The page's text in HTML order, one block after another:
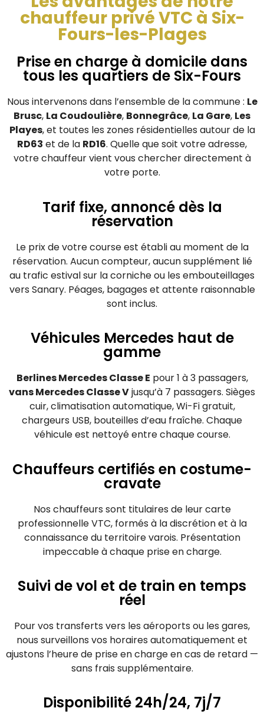
chauffeur privé VTC à Six-
Fours-les-Plages
Prise en charge à domicile dans
tous les quartiers de Six-Fours
Nous intervenons dans l’ensemble de la commune : Le
Brusc, La Coudoulière, Bonnegrâce, La Gare, Les
Playes, et toutes les zones résidentielles autour de la
RD63 et de la RD16. Quelle que soit votre adresse,
votre chauffeur vient vous chercher directement à
votre porte.
Tarif fixe, annoncé dès la
réservation
Le prix de votre course est établi au moment de la
réservation. Aucun compteur, aucun supplément lié
au trafic estival sur la corniche ou les embouteillages
vers Sanary. Péages, bagages et attente raisonnable
sont inclus.
Véhicules Mercedes haut de
gamme
Berlines Mercedes Classe E pour 1 à 3 passagers,
vans Mercedes Classe Vjusqu’à 7 passagers. Sièges
cuir, climatisation automatique, Wi-Fi gratuit,
chargeurs USB, bouteilles d’eau fraîche. Chaque
véhicule est nettoyé entre chaque course.
Chauffeurs certifiés en costume-
cravate
Nos chauffeurs sont titulaires de leur carte
professionnelle VTC, formés à la discrétion et à la
connaissance du territoire varois. Présentation
impeccable à chaque prise en charge.
Suivi de vol et de train en temps
réel
Pour vos transferts vers les aéroports ou les gares,
nous surveillons vos horaires automatiquement et
ajustons l’heure de prise en charge en cas de retard —
sans frais supplémentaire.
Disponibilité 24h/24, 7j/7